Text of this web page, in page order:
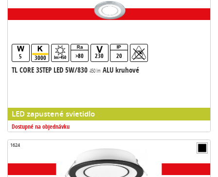
5 3000 lm>450 >80 230 20
TL CORE 3STEP LED 5W/830 450 lmALU kruhové
LED zapustené svietidlo
Dostupné na objednávku
1624